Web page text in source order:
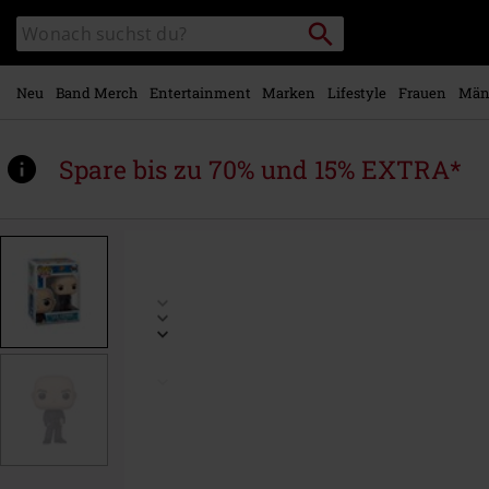
Hauptinhalt
springen
Katalog
durchsuchen
Packstation
suchen
Neu Band Merch Entertainment Marken Lifestyle Frauen
Spare bis zu 70% und 15% EXTRA*
www.emp.at/p/lex-
578423St.html